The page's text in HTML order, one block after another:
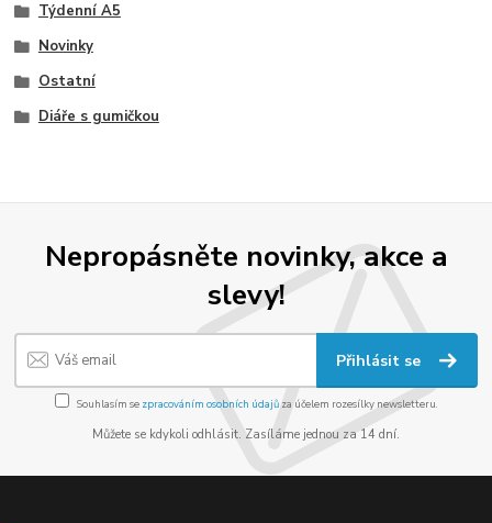
Týdenní A5
Novinky
Ostatní
Diáře s gumičkou
Nepropásněte novinky, akce a
slevy!
Přihlásit se
Souhlasím se zpracováním osobních údajůza účelem rozesílky newsletteru.
Můžete se kdykoli odhlásit. Zasíláme jednou za 14 dní.